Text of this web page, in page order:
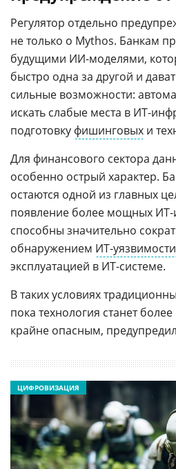
Регулятор отдельно
не только о Mythos. Банкам
будущими ИИ-моделями,
быстро одна за другой и
сильные возможности:
искать слабые места в ИТ-
подготовку фишинговых и
Для финансового сектора
особенно острый характер.
остаются одной из главных
появление более мощных ИТ-
способны значительно
обнаружением ИТ-уязвимости
эксплуатацией в ИТ-системе.
В таких условиях
пока технология станет
крайне опасным,
ЦИФРОВИЗАЦИЯ